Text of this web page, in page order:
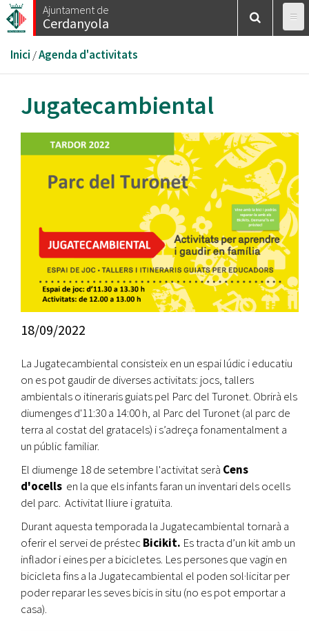
Vés
al
Ajuntament de
Cerdanyola
Esteu
aquí
Inici /Agenda d'activitats
Jugatecambiental
18/09/2022
La Jugatecambiental consisteix en un espai lúdic i educatiu
on es pot gaudir de diverses activitats: jocs, tallers
ambientals o itineraris guiats pel Parc del Turonet. Obrirà els
diumenges d'11:30 a 14:00 h, al Parc del Turonet (al parc de
terra al costat del gratacels) i s’adreça fonamentalment a
un públic familiar.
El diumenge 18 de setembre l'activitat serà Cens
d'ocells en la que els infants faran un inventari dels ocells
del parc. Activitat lliure i gratuïta.
Durant aquesta temporada la Jugatecambiental tornarà a
oferir el servei de préstecBicikit. Es tracta d’un kit amb un
inflador i eines per a bicicletes. Les persones que vagin en
bicicleta fins a la Jugatecambiental el poden sol·licitar per
poder reparar les seves bicis in situ (no es pot emportar a
casa).